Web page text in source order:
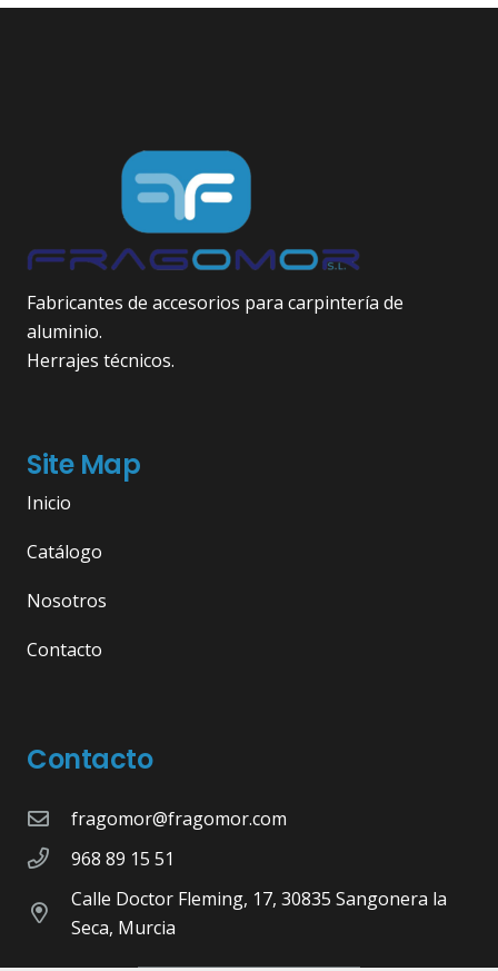
Fabricantes de accesorios para carpintería de
aluminio.
Herrajes técnicos.
Site Map
Inicio
Catálogo
Nosotros
Contacto
Contacto
fragomor@fragomor.com
968 89 15 51
Calle Doctor Fleming, 17, 30835 Sangonera la
Seca, Murcia